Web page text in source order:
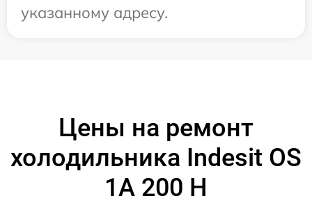
указанному адресу.
Цены на ремонт
холодильника Indesit OS
1A 200 H